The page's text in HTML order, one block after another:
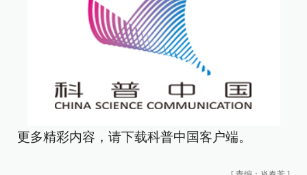
更多精彩内容，请下载科普中国客户端。